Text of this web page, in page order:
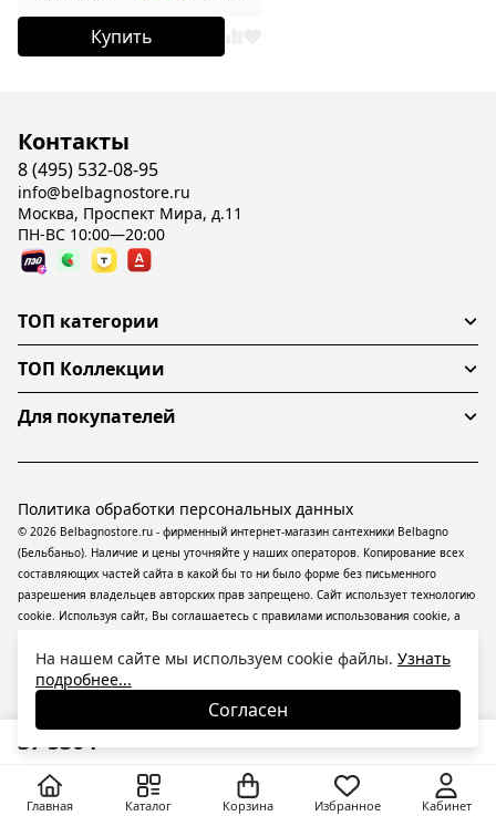
37 530 ₽
Купить
Главная Каталог Корзина Избранное Кабинет
Контакты
8 (495) 532-08-95
info@belbagnostore.ru
Москва, Проспект Мира, д.11
ПН-ВС 10:00—20:00
ТОП категории
ТОП Коллекции
Для покупателей
© 2026 Belbagnostore.ru - фирменный интернет-магазин сантехники Belbagno
(Бельбаньо). Наличие и цены уточняйте у наших операторов. Копирование всех
составляющих частей сайта в какой бы то ни было форме без письменного
разрешения владельцев авторских прав запрещено. Сайт использует технологию
cookie. Используя сайт, Вы соглашаетесь с правилами использования cookie, а
ресурсе применяютсярекомендательные технологии(информационные
технологии предоставления информации на основе сбора, систематизации и
анализа сведений, относящихся к предпочтениям пользователей сети
«Интернет», находящихся на территории Российской Федерации).
Политика обработки персональных данных
На нашем сайте мы используем cookie файлы. Узнать
подробнее...
Согласен